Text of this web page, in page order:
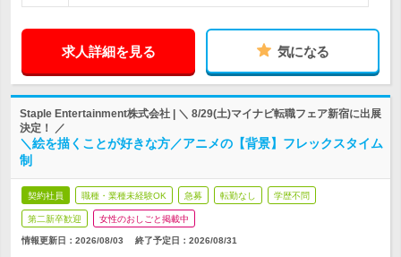
求人詳細を見る 気になる
Staple Entertainment株式会社 | ＼ 8/29(土)マイナビ転職フェア新宿に出展
決定！ ／
＼絵を描くことが好きな方／アニメの【背景】フレックスタイム
制
契約社員 職種・業種未経験OK 急募 転勤なし 学歴不問
第二新卒歓迎 女性のおしごと掲載中
情報更新日：2026/08/03 終了予定日： 2026/08/31